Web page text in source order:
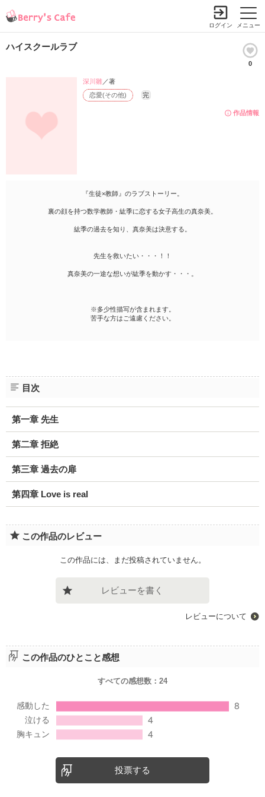
メニュー
ログイン
ハイスクールラブ
0
作品情報
恋愛(その他) 完
深川雛／著
『生徒×教師』のラブストーリー。
裏の顔を持つ数学教師・紘季に恋する女子高生の真奈美。
紘季の過去を知り、真奈美は決意する。
先生を救いたい・・・！！
真奈美の一途な想いが紘季を動かす・・・。
※多少性描写が含まれます。
苦手な方はご遠慮ください。
目次
第一章 先生
第二章 拒絶
第三章 過去の扉
第四章 Love is real
この作品のレビュー
この作品には、まだ投稿されていません。
レビューを書く
レビューについて
この作品のひとこと感想
すべての感想数： 24
投票する